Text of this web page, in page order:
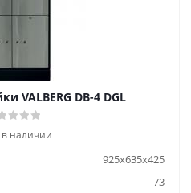
VALBERG DB-4 DGL
в наличии
925х635х425
73